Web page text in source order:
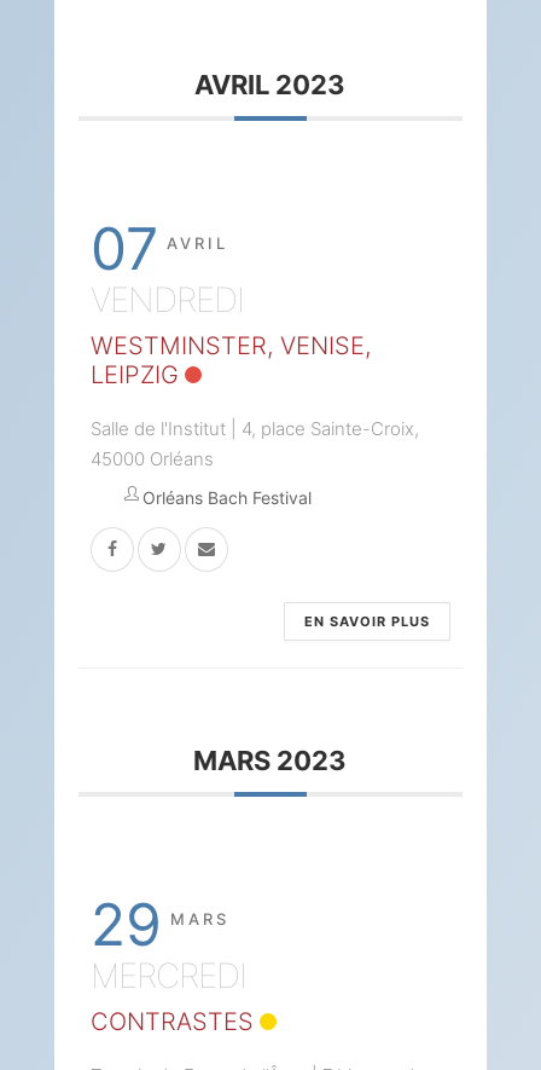
AVRIL 2023
07 AVRIL
VENDREDI
WESTMINSTER, VENISE,
LEIPZIG
Salle de l'Institut | 4, place Sainte-Croix,
45000 Orléans
Orléans Bach Festival
EN SAVOIR PLUS
MARS 2023
29 MARS
MERCREDI
CONTRASTES